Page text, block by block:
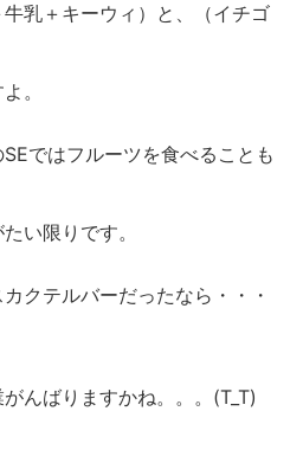
乳＋キーウィ）と、（イチゴ
。
ではフルーツを食べることも
い限りです。
クテルバーだったなら・・・
んばりますかね。。。(T_T)